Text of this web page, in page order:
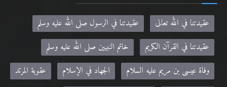
عقيدتنا في الله تعالى
عقيدتنا في الرسول صلى الله عليه وسلم
عقيدتنا في القرآن الكريم
خاتم النبيين صلى الله عليه وسلم
وفاة عيسى بن مريم عليه السلام
الجهاد في الإسلام
عقوبة المرتد